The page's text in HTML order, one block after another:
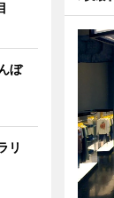
ぼ
リ